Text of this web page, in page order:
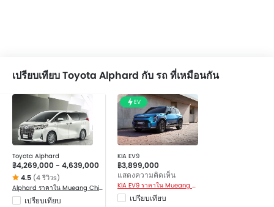
เปรียบเทียบ Toyota Alphard กับ รถ ที่เหมือนกัน
Toyota Alphard
฿4,269,000 - 4,639,000
4.5 (4 รีวิวs)
Alphard ราคาใน Mueang Chiang Mai
เปรียบเทียบ
EV
KIA EV9
฿3,899,000
แสดงความคิดเห็น
KIA EV9 ราคาใน Mueang Chiang Mai
เปรียบเทียบ